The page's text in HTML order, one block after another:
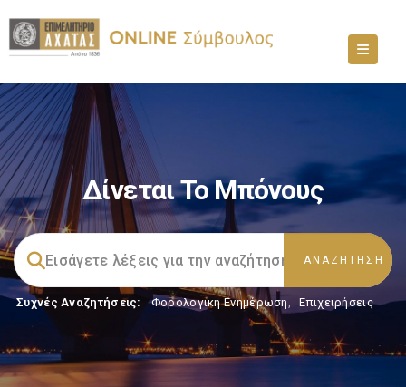
Δίνεται Το Μπόνους
Συχνές Αναζητήσεις: Φορολογικη Ενημέρωση , Επιχειρήσεις